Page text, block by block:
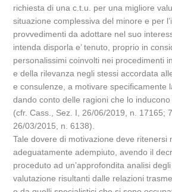
richiesta di una c.t.u. per una migliore
situazione complessiva del minore e per
provvedimenti da adottare nel suo
intenda disporla e’ tenuto, proprio in
personalissimi coinvolti nei procedimenti
e della rilevanza negli stessi accordata
e consulenze, a motivare specificamente
dando conto delle ragioni che lo
(cfr. Cass., Sez. I, 26/06/2019, n. 17165;
26/03/2015, n. 6138).
Tale dovere di motivazione deve ritenersi
adeguatamente adempiuto, avendo il
proceduto ad un’approfondita analisi
valutazione risultanti dalle relazioni